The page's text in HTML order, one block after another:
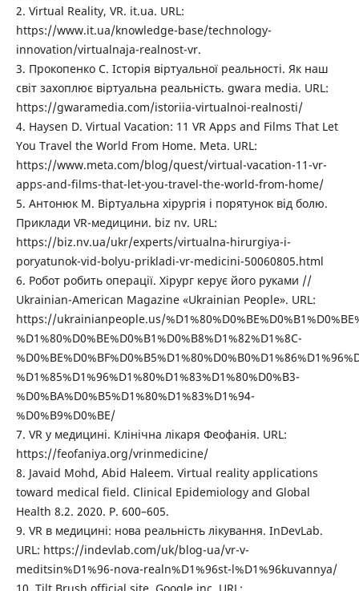
2. Virtual Reality, VR. it.ua. URL:
https://www.it.ua/knowledge-base/technology-
innovation/virtualnaja-realnost-vr.
3. Прокопенко С. Історія віртуальної реальності. Як наш
світ захоплює віртуальна реальність. gwara media. URL:
https://gwaramedia.com/istoriia-virtualnoi-realnosti/
4. Haysen D. Virtual Vacation: 11 VR Apps and Films That Let
You Travel the World From Home. Meta. URL:
https://www.meta.com/blog/quest/virtual-vacation-11-vr-
apps-and-films-that-let-you-travel-the-world-from-home/
5. Антонюк М. Віртуальна хірургія і порятунок від болю.
Приклади VR-медицини. biz nv. URL:
https://biz.nv.ua/ukr/experts/virtualna-hirurgiya-i-
poryatunok-vid-bolyu-prikladi-vr-medicini-50060805.html
6. Робот робить операції. Хірург керує його руками //
Ukrainian-American Magazine «Ukrainian People». URL:
https://ukrainianpeople.us/
%D1%80%D0%BE%D0%B1%D0%B8%D1%82%D1%8C-
%D1%85%D1%96%D1%80%D1%83%D1%80%D0%B3-
%D0%BA%D0%B5%D1%80%D1%83%D1%94-
%D0%B9%D0%BE/
7. VR у медицині. Клінічна лікаря Феофанія. URL:
https://feofaniya.org/vrinmedicine/
8. Javaid Mohd, Abid Haleem. Virtual reality applications
toward medical field. Clinical Epidemiology and Global
Health 8.2. 2020. Р. 600–605.
9. VR в медицині: нова реальність лікування. InDevLab.
URL: https://indevlab.com/uk/blog-ua/vr-v-
meditsin%D1%96-nova-realn%D1%96st-l%D1%96kuvannya/